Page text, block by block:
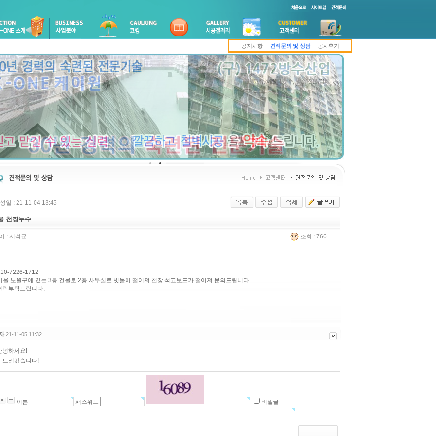
공지사항 견적문의 및 상담 공사후기
일 : 21-11-04 13:45
천장누수
: 서석균 조회 : 766
7226-1712
울 노원구에 있는 3층 건물로 2층 사무실로 빗물이 떨어져 천장 석고보드가 떨어져 문의드립니다.
부탁드립니다.
21-11-05 11:32
녕하세요!
드리겠습니다!
이름 패스워드 비밀글